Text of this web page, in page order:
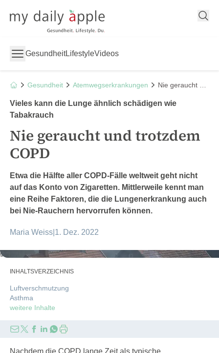
My Daily Apple
GesundheitLifestyleVideos
Gesundheit Atemwegserkrankungen
Vieles kann die Lunge ähnlich schädigen wie
Tabakrauch
Nie geraucht und trotzdem
COPD
Etwa die Hälfte aller COPD-Fälle weltweit geht nicht
auf das Konto von Zigaretten. Mittlerweile kennt man
eine Reihe Faktoren, die die Lungenerkrankung auch
bei Nie-Rauchern hervorrufen können.
Maria Weiss 1. Dez. 2022
gkwt1/gettyimages
INHALTSVERZEICHNIS
Luftverschmutzung
Asthma
weitere Inhalte
Nachdem die COPD lange Zeit als typische